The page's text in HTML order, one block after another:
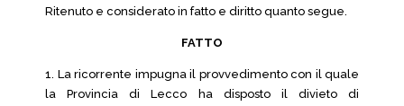
Ritenuto e considerato in fatto e diritto quanto segue.
FATTO
1. La ricorrente impugna il provvedimento con il quale
la Provincia di Lecco ha disposto il divieto di